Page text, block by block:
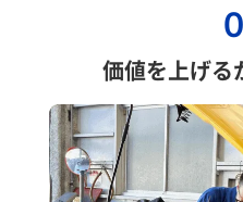
価値を上げる